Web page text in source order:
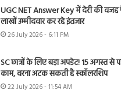
UGC NET Answer Key में देरी की वजह
लाखों उम्मीदवार कर रहे इंतजार
26 July 2026 - 6:11 PM
SC छात्रों के लिए बड़ा अपडेट! 15 अगस्त
काम, वरना अटक सकती है स्कॉलरशिप
22 July 2026 - 11:54 AM